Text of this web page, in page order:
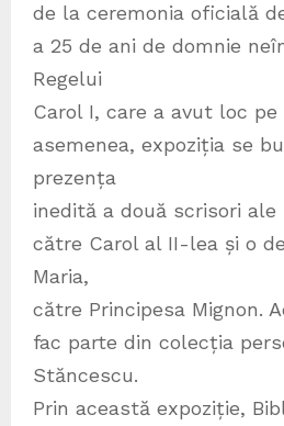
de la ceremonia oficială
a 25 de ani de domnie
Regelui
Carol I, care a avut loc pe
asemenea, expoziția se
prezența
inedită a două scrisori ale
către Carol al II-lea și o
Maria,
către Principesa Mignon.
fac parte din colecția
Stăncescu.
Prin această expoziție,